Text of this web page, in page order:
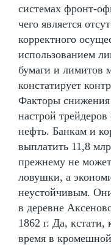
системах фронт-
чего является
корректного
использованием
бумаги и лимитов
констатирует
Факторы снижения
настрой
нефть. Банкам и
выплатить 11,8
прежнему не
ловушки, а
неустойчивым.
в деревне
1862 г. Да,
время в